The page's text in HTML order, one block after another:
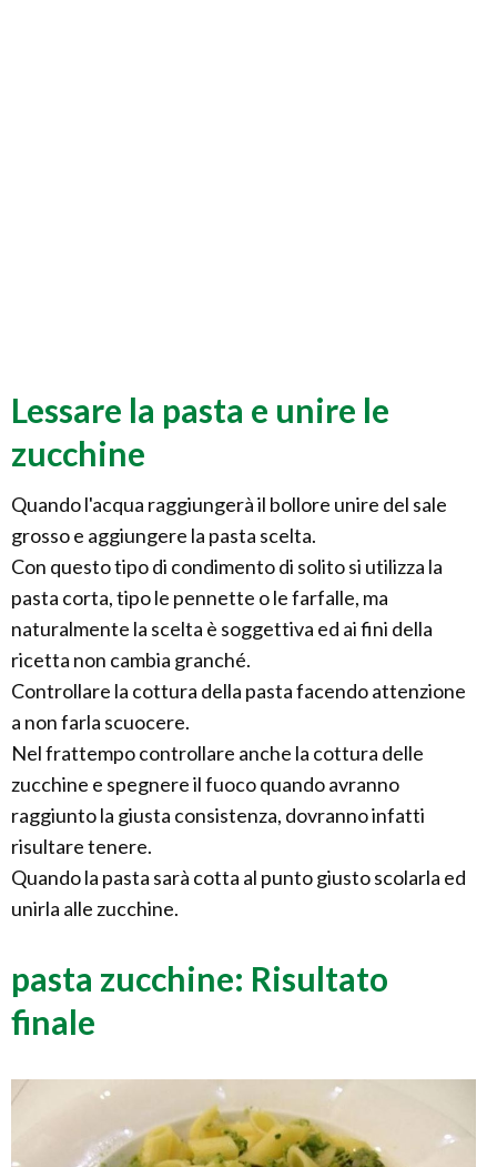
Lessare la pasta e unire le
zucchine
Quando l'acqua raggiungerà il bollore unire del sale
grosso e aggiungere la pasta scelta.
Con questo tipo di condimento di solito si utilizza la
pasta corta, tipo le pennette o le farfalle, ma
naturalmente la scelta è soggettiva ed ai fini della
ricetta non cambia granché.
Controllare la cottura della pasta facendo attenzione
a non farla scuocere.
Nel frattempo controllare anche la cottura delle
zucchine e spegnere il fuoco quando avranno
raggiunto la giusta consistenza, dovranno infatti
risultare tenere.
Quando la pasta sarà cotta al punto giusto scolarla ed
unirla alle zucchine.
pasta zucchine: Risultato
finale